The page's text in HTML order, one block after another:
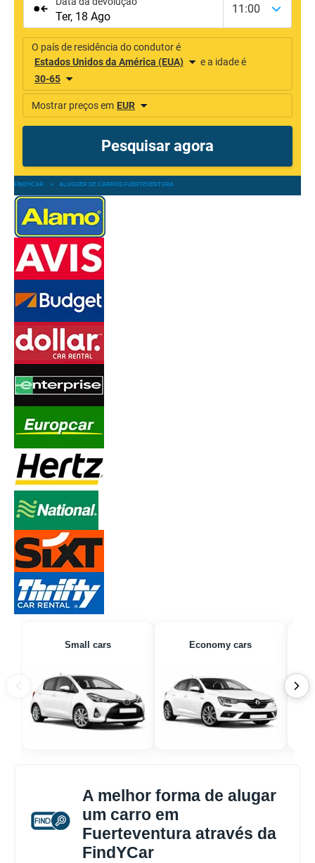
FINDYCAR » ALUGUER DE CARROS FUERTEVENTURA
Small cars Economy cars
A melhor forma de alugar
um carro em
Fuerteventura através da
FindYCar